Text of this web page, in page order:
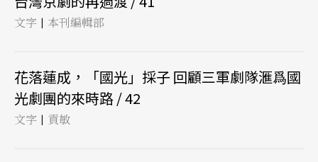
文字 | 本刊編輯部
花落蓮成，「國光」採子 回顧三軍劇隊滙爲國
光劇團的來時路 / 42
文字 | 貢敏